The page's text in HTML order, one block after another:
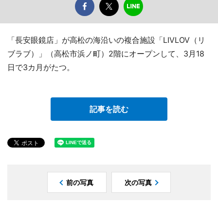
「長安眼鏡店」が高松の海沿いの複合施設「LIVLOV（リ
ブラブ）」（高松市浜ノ町）2階にオープンして、3月18
日で3カ月がたつ。
記事を読む
前の写真 次の写真